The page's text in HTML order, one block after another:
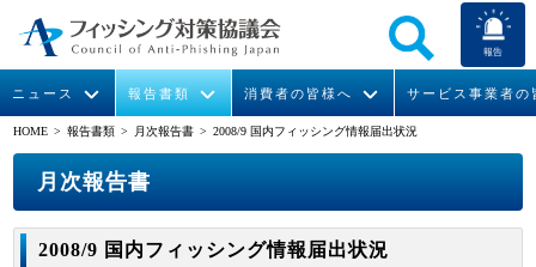
報告
ニュース 報告書類 消費者の皆様へ サービス事業者の
HOME > 報告書類 > 月次報告書 > 2008/9 国内フィッシング情報届出状況
月次報告書
2008/9 国内フィッシング情報届出状況